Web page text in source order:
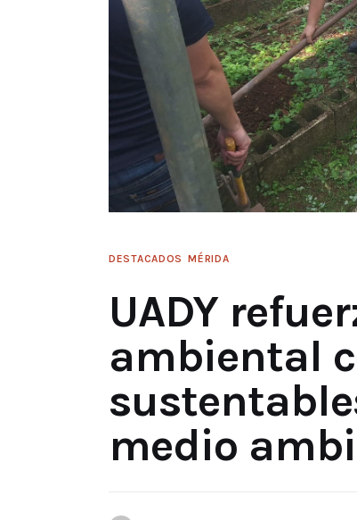
DESTACADOS MÉRIDA
UADY
ambiental
medio